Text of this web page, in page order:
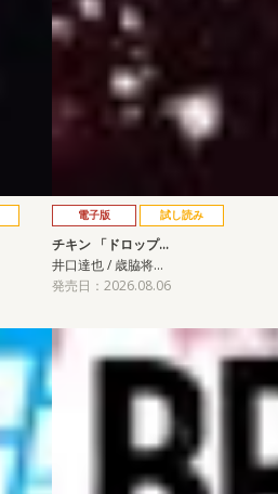
電子版 試し読み
チキン 「ドロップ…
井口達也 / 歳脇将…
発売日：2026.08.06